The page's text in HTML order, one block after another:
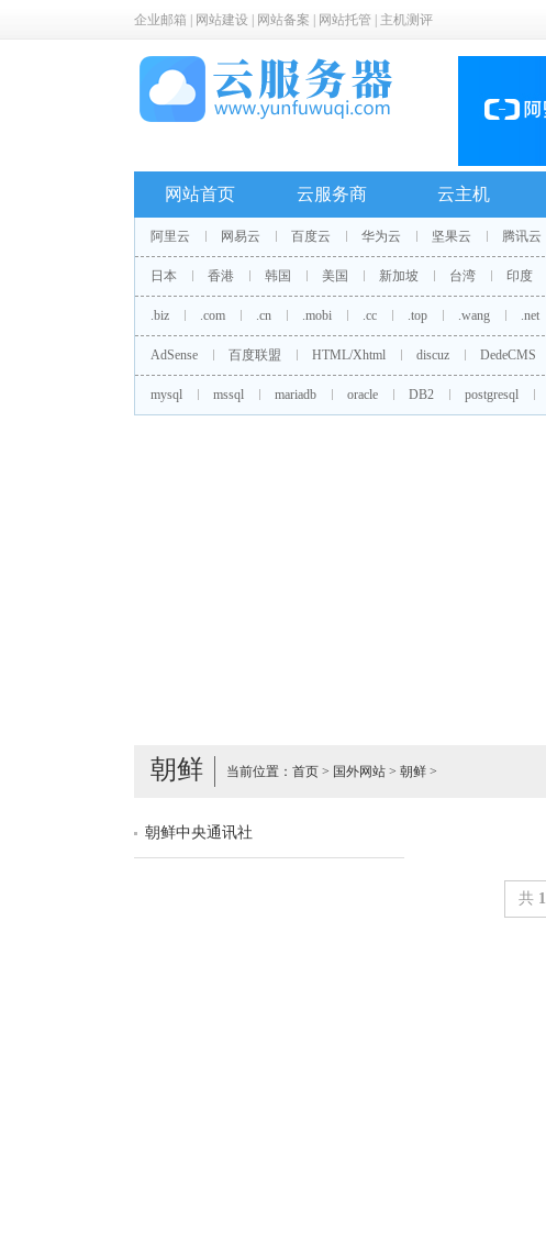
企业邮箱 网站建设 网站备案 网站托管 主机测评
网站首页 云服务商 云主机
阿里云 网易云 百度云 华为云 坚果云 腾讯云
日本 香港 韩国 美国 新加坡 台湾 印度
.biz .com .cn .mobi .cc .top .wang .net
AdSense 百度联盟 HTML/Xhtml discuz DedeCMS
mysql mssql mariadb oracle DB2 postgresql
朝鲜 当前位置： 首页 > 国外网站 > 朝鲜 >
朝鲜中央通讯社
共 1